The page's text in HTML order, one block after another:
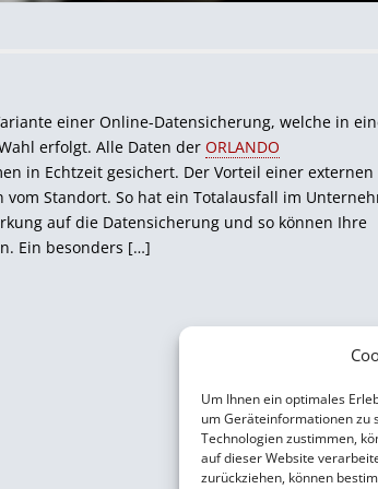
Um Ihnen ein optimales
um Geräteinformationen zu
Technologien zustimmen,
auf dieser Website
zurückziehen, können
einer Online-Datensicherung, welche in
erfolgt. Alle Daten der ORLANDO
in Echtzeit gesichert. Der Vorteil einer externen
Standort. So hat ein Totalausfall im
auf die Datensicherung und so können Ihre
Ein besonders […]